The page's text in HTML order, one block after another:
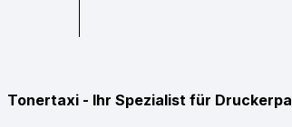
Tonertaxi - Ihr Spezialist für